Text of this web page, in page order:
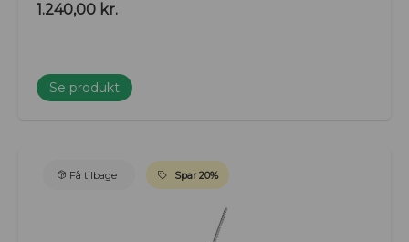
1.240,00 kr.
Se produkt
Få tilbage Spar 20%